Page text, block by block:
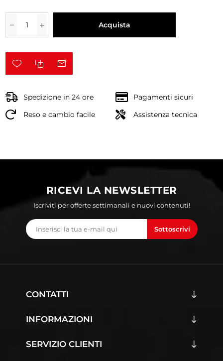
Acquista
Spedizione in 24 ore
Pagamenti sicuri
Reso e cambio facile
Assistenza tecnica
RICEVI LA NEWSLETTER
Iscriviti per offerte settimanali e nuovi contenuti!
Sottoscrivi
CONTATTI
INFORMAZIONI
SERVIZIO CLIENTI